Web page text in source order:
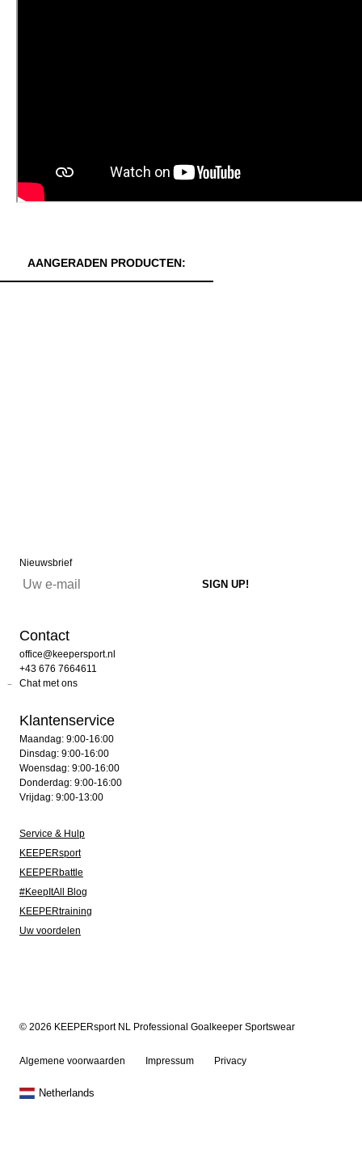
AANGERADEN PRODUCTEN:
Nieuwsbrief
Contact
office@keepersport.nl
+43 676 7664611
Chat met ons
Klantenservice
Maandag: 9:00-16:00
Dinsdag: 9:00-16:00
Woensdag: 9:00-16:00
Donderdag: 9:00-16:00
Vrijdag: 9:00-13:00
Service & Hulp
KEEPERsport
KEEPERbattle
#KeepItAll Blog
KEEPERtraining
Uw voordelen
© 2026 KEEPERsport NL Professional Goalkeeper Sportswear
Algemene voorwaarden Impressum Privacy
Netherlands